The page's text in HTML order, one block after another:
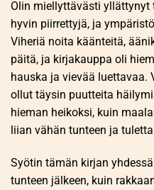
Olin miellyttävästi
hyvin piirrettyjä, ja
Viheriä noita käänteitä,
päitä, ja kirjakauppa oli
hauska ja vievää luettavaa.
ollut täysin puutteita
hieman heikoksi, kuin
liian vähän tunteen ja
Syötin tämän kirjan
tunteen jälkeen, kuin